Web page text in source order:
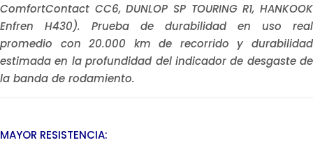
ComfortContact CC6, DUNLOP SP TOURING R1, HANKOOK
Enfren H430). Prueba de durabilidad en uso real
promedio con 20.000 km de recorrido y durabilidad
estimada en la profundidad del indicador de desgaste de
la banda de rodamiento.
MAYOR RESISTENCIA: